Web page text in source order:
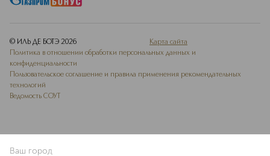
© ИЛЬ ДЕ БОТЭ 2026
Карта сайта
Политика в отношении обработки персональных данных и
конфиденциальности
Пользовательское соглашение и правила применения рекомендательных
технологий
Ведомость СОУТ
Ваш город